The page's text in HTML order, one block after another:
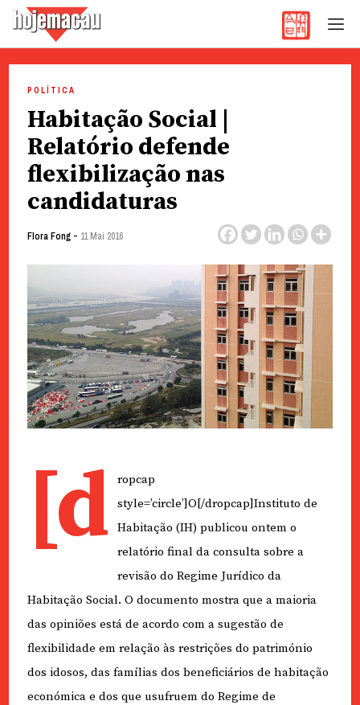
content
POLÍTICA
Habitação Social |
Relatório defende
flexibilização nas
candidaturas
Flora Fong- 11 Mai 2016
[d
ropcap
style=’circle’]O[/dropcap]Instituto de
Habitação (IH) publicou ontem o
relatório final da consulta sobre a
revisão do Regime Jurídico da
Habitação Social. O documento mostra que a maioria
das opiniões está de acordo com a sugestão de
flexibilidade em relação às restrições do património
dos idosos, das famílias dos beneficiários de habitação
económica e dos que usufruem do Regime de